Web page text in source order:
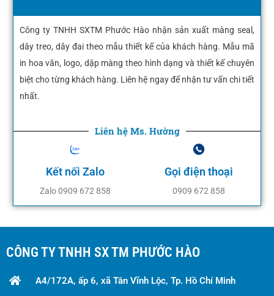
Công ty TNHH SXTM Phước Hào nhận sản xuất màng seal,
dây treo, dây đai theo mẫu thiết kế của khách hàng. Mẫu mã
in hoa văn, logo, dập màng theo hình dạng và thiết kế chuyên
biệt cho từng khách hàng. Liên hệ ngay để nhận tư vấn chi tiết
nhất.
Liên hệ Ms. Hường
Kết nối Zalo
Zalo 0909 672 858
Gọi điện thoại
0909 672 858
CÔNG TY TNHH SX TM PHƯỚC HÀO
A4/172A, ấp 6, xã Tân Vĩnh Lộc, Tp. Hồ Chí Minh